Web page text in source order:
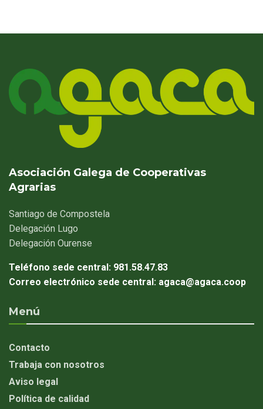
Asociación Galega de Cooperativas
Agrarias
Santiago de Compostela
Delegación Lugo
Delegación Ourense
Teléfono sede central: 981.58.47.83
Correo electrónico sede central: agaca@agaca.coop
Menú
Contacto
Trabaja con nosotros
Aviso legal
Política de calidad